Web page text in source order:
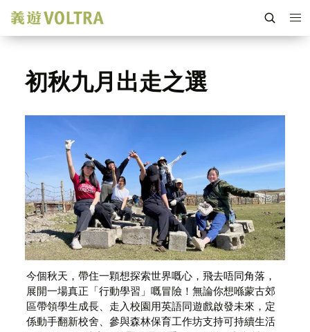
初秋九月出走之選
今個秋天，帶住一顆想探索世界嘅心，飛去唔同角落，
展開一場真正「行動學習」嘅冒險！無論你想喺蒙古郊
區帶領學生成長、走入校園用英語同遊戲啟發未來，定
係動手翻新校舍、參與森林保育工作坊支持可持續生活